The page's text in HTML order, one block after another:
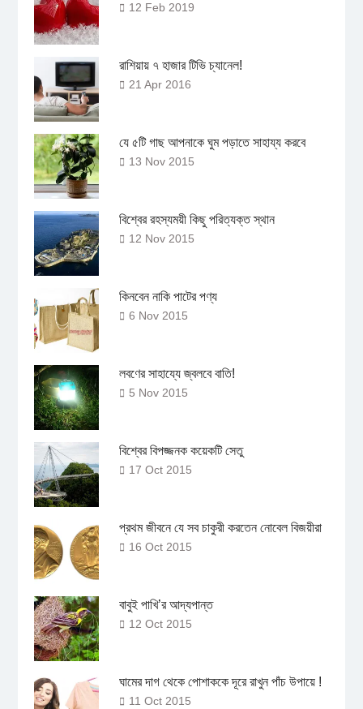
12 Feb 2019
রাশিয়ায় ৭ হাজার টিভি চ্যানেল!
21 Apr 2016
যে ৫টি গাছ আপনাকে ঘুম পড়াতে সাহায্য করবে
13 Nov 2015
বিশ্বের রহস্যময়ী কিছু পরিত্যক্ত স্থান
12 Nov 2015
কিনবেন নাকি পাটের পণ্য
6 Nov 2015
লবণের সাহায্যে জ্বলবে বাতি!
5 Nov 2015
বিশ্বের বিপজ্জনক কয়েকটি সেতু
17 Oct 2015
প্রথম জীবনে যে সব চাকুরী করতেন নোবেল বিজয়ীরা
16 Oct 2015
বাবুই পাখি’র আদ্যপান্ত
12 Oct 2015
ঘামের দাগ থেকে পোশাককে দূরে রাখুন পাঁচ উপায়ে !
11 Oct 2015